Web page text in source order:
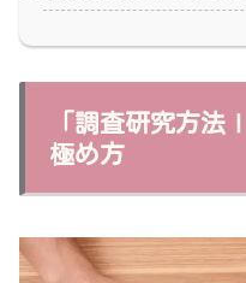
「調査研究方法
極め方